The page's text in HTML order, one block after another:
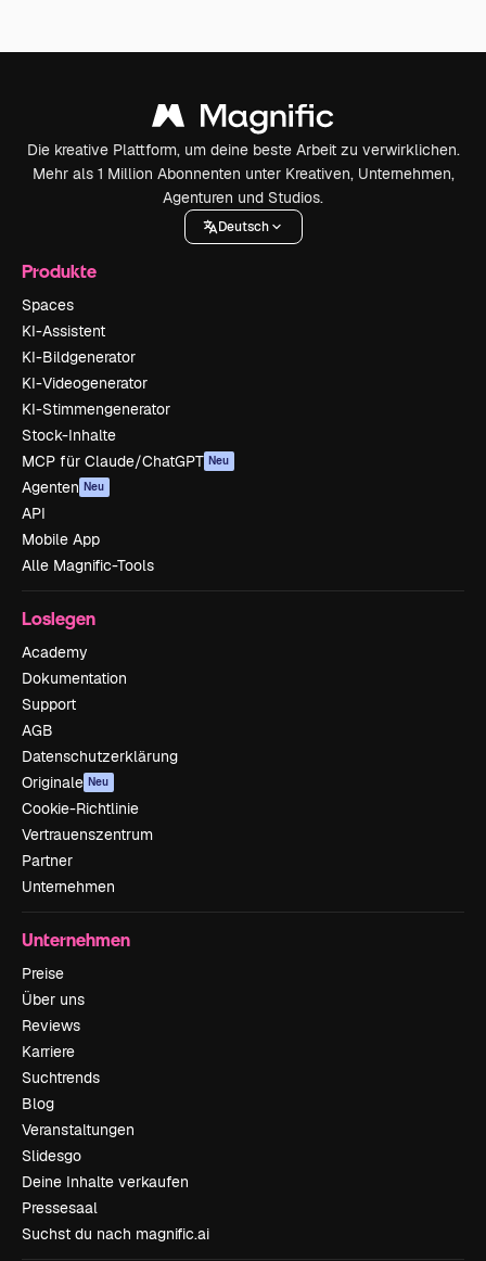
Die kreative Plattform, um deine beste Arbeit zu verwirklichen.
Mehr als 1 Million Abonnenten unter Kreativen, Unternehmen,
Agenturen und Studios.
Deutsch
Produkte
Spaces
KI-Assistent
KI-Bildgenerator
KI-Videogenerator
KI-Stimmengenerator
Stock-Inhalte
MCP für Claude/ChatGPT Neu
Agenten Neu
API
Mobile App
Alle Magnific-Tools
Loslegen
Academy
Dokumentation
Support
AGB
Datenschutzerklärung
Originale Neu
Cookie-Richtlinie
Vertrauenszentrum
Partner
Unternehmen
Unternehmen
Preise
Über uns
Reviews
Karriere
Suchtrends
Blog
Veranstaltungen
Slidesgo
Deine Inhalte verkaufen
Pressesaal
Suchst du nach magnific.ai